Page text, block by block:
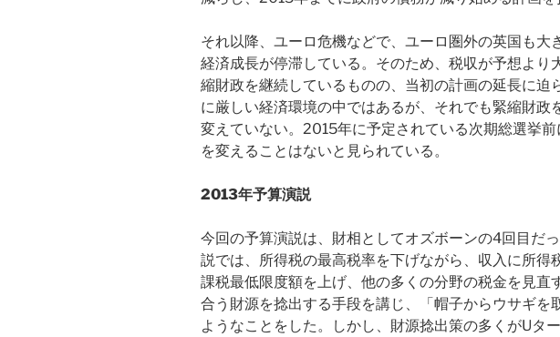
それ以降、ユーロ危機などで、ユーロ圏外の英国も大
経済成長が停滞している。そのため、税収が予想より
縮財政を継続しているものの、当初の計画の延長に迫
に厳しい経済環境の中ではあるが、それでも緊縮財政
変えていない。2015年に予定されている次期総選挙
を変えることはないと見られている。
2013年予算演説
今回の予算演説は、財相としてオズボーンの4回目だ
説では、所得税の最高税率を下げながら、収入に所得
課税最低限度額を上げ、他の多くの分野の税金を見直
合う財源を捻出する手段を講じ、「帽子からウサギを
ようなことをした。しかし、財源捻出策の多くがUタ